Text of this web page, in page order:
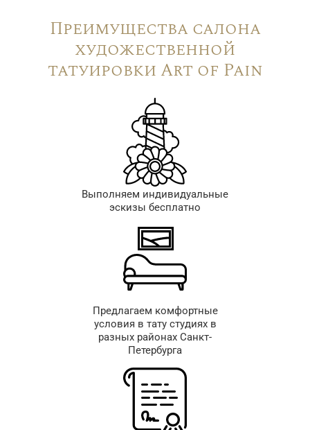
Преимущества салона
художественной
татуировки Art of Pain
Выполняем индивидуальные
эскизы бесплатно
Предлагаем комфортные
условия в тату студиях в
разных районах Санкт-
Петербурга